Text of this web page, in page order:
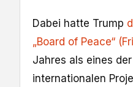
Dabei hatte Trump
„Board of Peace“
Jahres als eines
internationalen